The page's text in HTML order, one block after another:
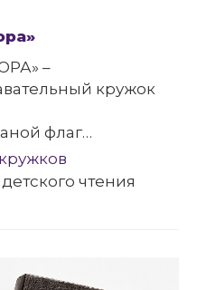
–
кружок
флаг
-
дню российского
чтения